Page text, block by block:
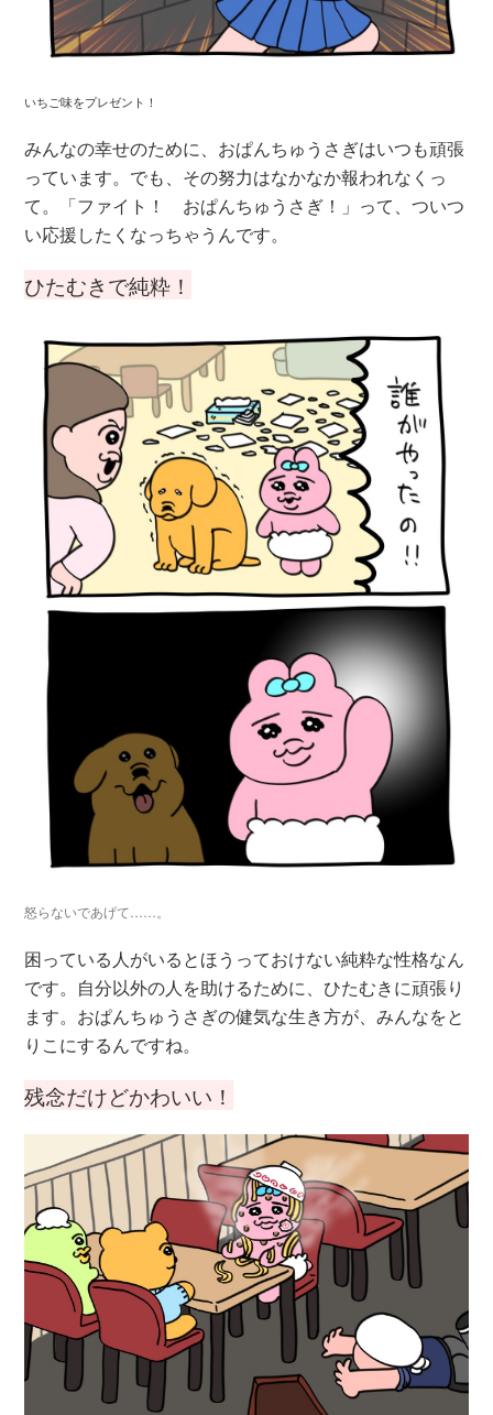
いちご味をプレゼント！
みんなの幸せのために、おぱんちゅうさぎはいつも頑張
っています。でも、その努力はなかなか報われなくっ
て。「ファイト！ おぱんちゅうさぎ！」って、ついつ
い応援したくなっちゃうんです。
ひたむきで純粋！
怒らないであげて……。
困っている人がいるとほうっておけない純粋な性格なん
です。自分以外の人を助けるために、ひたむきに頑張り
ます。おぱんちゅうさぎの健気な生き方が、みんなをと
りこにするんですね。
残念だけどかわいい！